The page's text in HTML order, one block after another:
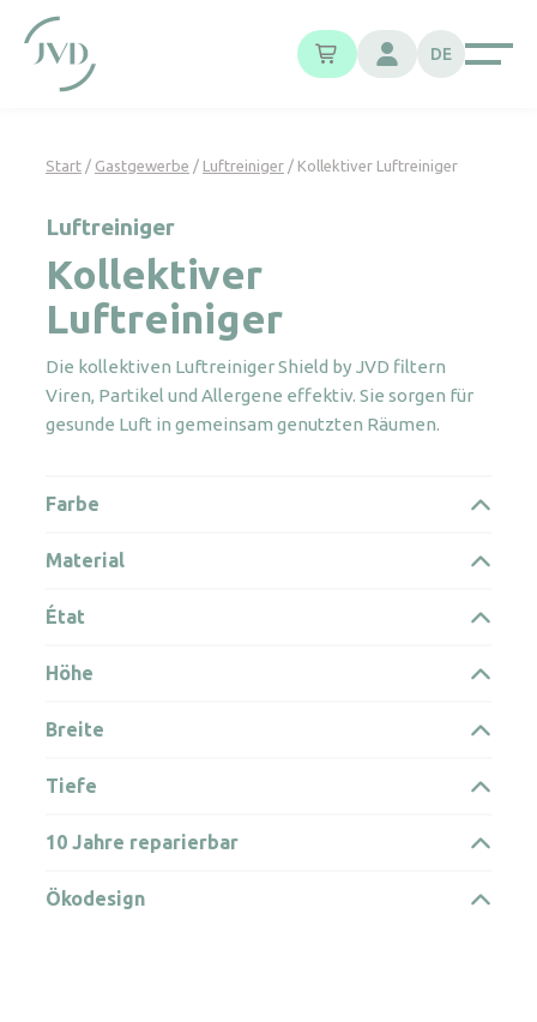
DE
Start / Gastgewerbe / Luftreiniger / Kollektiver Luftreiniger
Luftreiniger
Kollektiver
Luftreiniger
Die kollektiven Luftreiniger Shield by JVD filtern
Viren, Partikel und Allergene effektiv. Sie sorgen für
gesunde Luft in gemeinsam genutzten Räumen.
Farbe
Material
État
Höhe
Breite
Tiefe
10 Jahre reparierbar
Ökodesign
Cookie-Einstellungen